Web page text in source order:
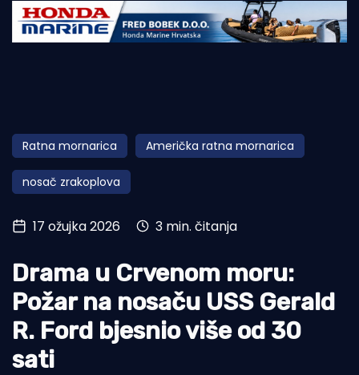
Početna
Obala
Otoci
Turizam i nautika
Pomorstvo
Ekologija
Tradicija i kultura
Ratna mornarica Američka ratna mornarica
nosač zrakoplova
17 ožujka 2026 3 min. čitanja
Drama u Crvenom moru:
Požar na nosaču USS Gerald
R. Ford bjesnio više od 30
sati